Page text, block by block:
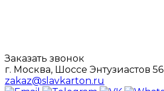
Заказать звонок
г. Москва, Шоссе Энтузиастов 56
zakaz@slavkarton.ru